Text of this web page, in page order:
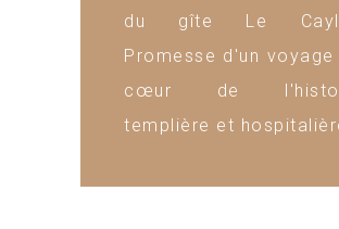
du gîte Le
Promesse d'un voyage
cœur de
templière et